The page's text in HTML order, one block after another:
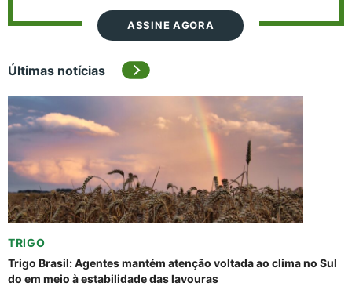
ASSINE AGORA
Últimas notícias
TRIGO
Trigo Brasil: Agentes mantém atenção voltada ao clima no Sul
do em meio à estabilidade das lavouras